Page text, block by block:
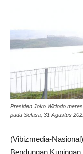
Presiden Joko Widodo
pada Selasa, 31 Agustus
(Vibizmedia-